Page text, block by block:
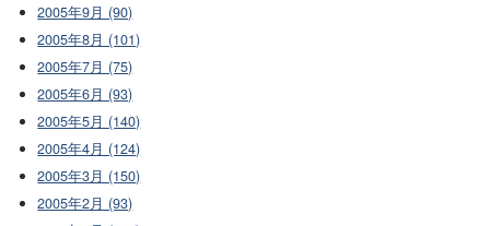
2005年9月 (90)
2005年8月 (101)
2005年7月 (75)
2005年6月 (93)
2005年5月 (140)
2005年4月 (124)
2005年3月 (150)
2005年2月 (93)